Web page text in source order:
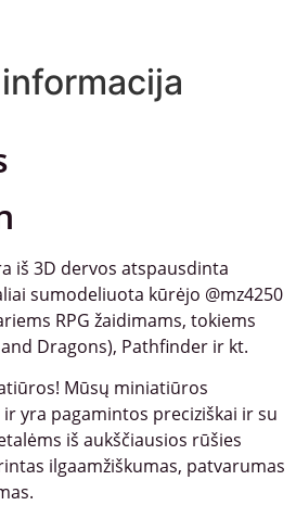
iš 3D dervos atspausdinta
sumodeliuota kūrėjo @mz4250
RPG žaidimams, tokiems
Dragons), Pathfinder ir kt.
Mūsų miniatiūros
yra pagamintos preciziškai ir su
iš aukščiausios rūšies
ilgaamžiškumas, patvarumas